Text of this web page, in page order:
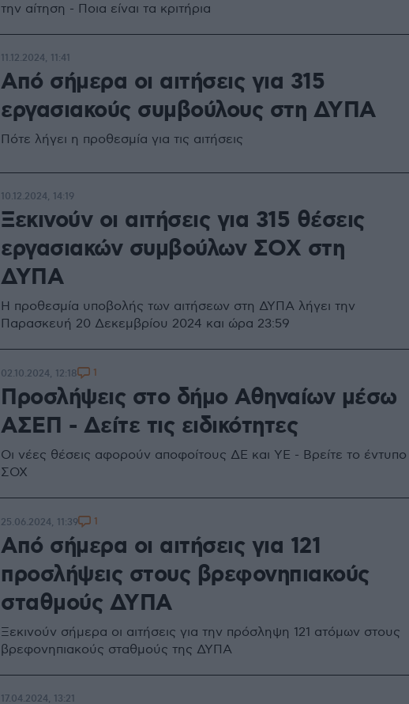
την αίτηση - Ποια είναι τα κριτήρια
Από σήμερα οι αιτήσεις για 315
εργασιακούς συμβούλους στη ΔΥΠΑ
Πότε λήγει η προθεσμία για τις αιτήσεις
11.12.2024, 11:41
Ξεκινούν οι αιτήσεις για 315 θέσεις
εργασιακών συμβούλων ΣΟΧ στη
ΔΥΠΑ
Η προθεσμία υποβολής των αιτήσεων στη ΔΥΠΑ λήγει την
Παρασκευή 20 Δεκεμβρίου 2024 και ώρα 23:59
10.12.2024, 14:19
Προσλήψεις στο δήμο Αθηναίων μέσω
ΑΣΕΠ - Δείτε τις ειδικότητες
Οι νέες θέσεις αφορούν αποφοίτους ΔΕ και ΥΕ - Βρείτε το έντυπο
ΣΟΧ
02.10.2024, 12:18 1
Από σήμερα οι αιτήσεις για 121
προσλήψεις στους βρεφονηπιακούς
σταθμούς ΔΥΠΑ
Ξεκινούν σήμερα οι αιτήσεις για την πρόσληψη 121 ατόμων στους
βρεφονηπιακούς σταθμούς της ΔΥΠΑ
25.06.2024, 11:39 1
17.04.2024, 13:21